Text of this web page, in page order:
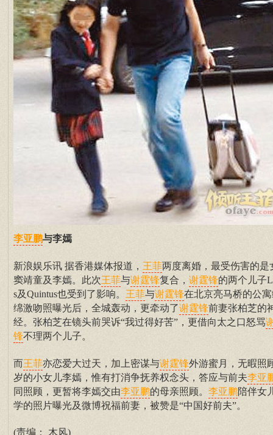
李亚鹏与李嫣
新浪娱乐讯 据香港媒体报道， 王菲两度离婚，最受伤害的是
窦靖童及李嫣。此次王菲与谢霆锋复合， 谢霆锋的两个儿子
s及Quintus也受到了影响。 王菲与谢霆锋在北京亮马桥的公
绵激吻照曝光后，全城轰动，更牵动了谢霆锋前妻张柏芝的
经。张柏芝在镜头前哭诉“我过得好苦”，更借向太之口怒骂
锋不理两个儿子。
而王菲亦恋爱大过天，加上密谋与谢霆锋外游蜜月，无暇照
岁的小女儿李嫣，惟有打消争抚养权念头，答应与前夫李亚
同照顾，更暂将李嫣交由李亚鹏的母亲照顾。 李亚鹏陪伴女
学的照片曝光及微博祝福前妻，被赞是“中国好前夫”。
(责编： 木风)